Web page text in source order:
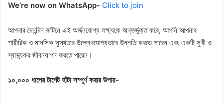
We’re now on WhatsApp- Click to join
আপনার দৈনন্দিন রুটিনে এই অর্জনযোগ্য লক্ষ্যকে অন্তর্ভুক্ত করে, আপনি আপনার
শারীরিক ও মানসিক সুস্থতার উল্লেখযোগ্যভাবে উন্নতি করতে পারেন এবং একটি সুখী ও
স্বাস্থ্যকর জীবনযাপন করতে পারেন।
১০,০০০ ধাপের টার্গেট হাঁটা সম্পূর্ণ করার উপায়-